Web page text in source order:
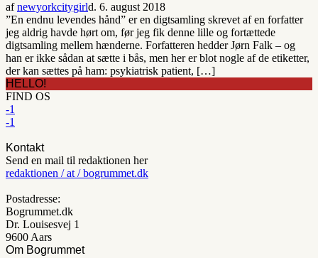
afnewyorkcitygirld. 6. august 2018
”En endnu levendes hånd” er en digtsamling skrevet af en forfatter
jeg aldrig havde hørt om, før jeg fik denne lille og fortættede
digtsamling mellem hænderne. Forfatteren hedder Jørn Falk – og
han er ikke sådan at sætte i bås, men her er blot nogle af de etiketter,
der kan sættes på ham: psykiatrisk patient, […]
HELLO!
FIND OS
-1
-1
Kontakt
Send en mail til redaktionen her
redaktionen / at / bogrummet.dk
Postadresse:
Bogrummet.dk
Dr. Louisesvej 1
9600 Aars
Om Bogrummet